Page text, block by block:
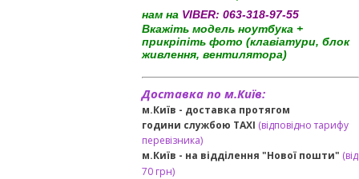
нам на VIBER: 063-318-97-55
Вкажіть модель ноутбука +
прикріпіть фото (клавіатури, блок
живлення, вентилятора)
Доставка по м.Київ:
м.Київ - доставка протягом
години службою TAXI (відповідно тарифу
перевізника)
м.Київ - на відділення "Нової пошти" (від
70 грн)